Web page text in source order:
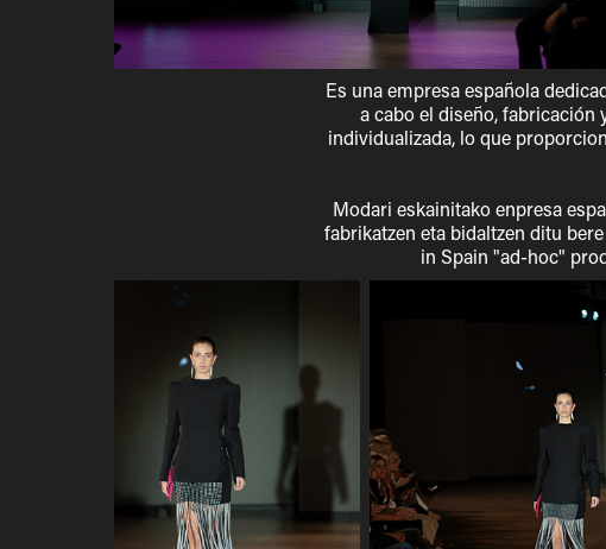
Es una empresa española
a cabo el diseño, fabricación
individualizada, lo que
Modari eskainitako enpresa
fabrikatzen eta bidaltzen ditu
in Spain "ad-hoc"